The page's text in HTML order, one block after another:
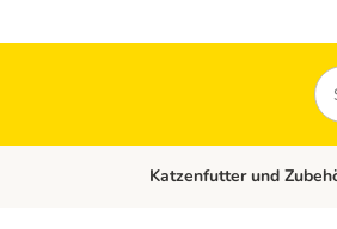
Kategorie-Menü öffnen:
Katzenfutter und